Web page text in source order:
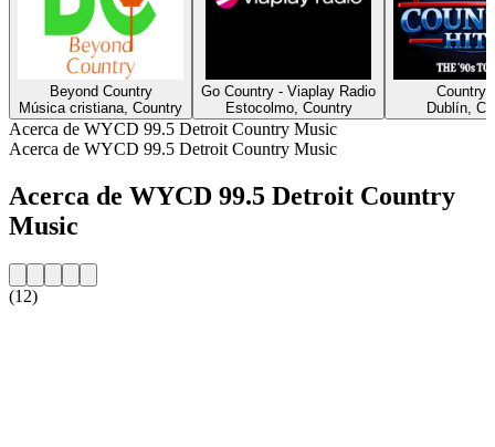
Beyond Country
Música cristiana, Country
Go Country - Viaplay Radio
Estocolmo, Country
Country
Dublín,
Acerca de WYCD 99.5 Detroit Country Music
Acerca de WYCD 99.5 Detroit Country Music
Acerca de WYCD 99.5 Detroit Country
Music
(12)